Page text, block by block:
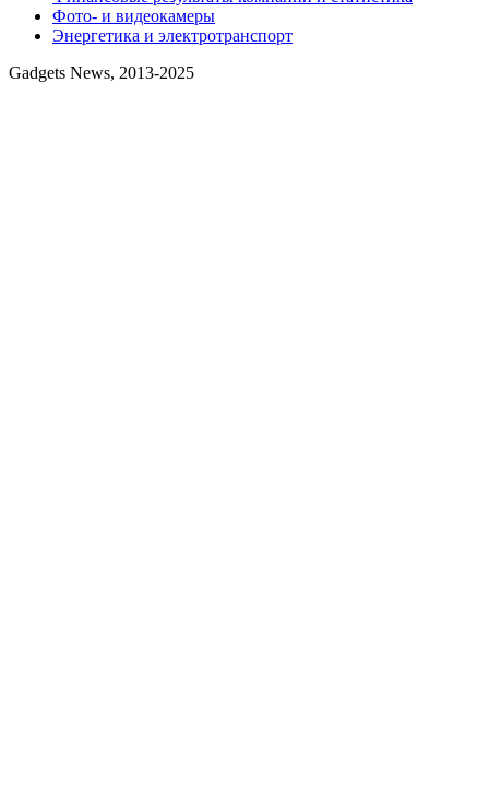
Фото- и видеокамеры
Энергетика и электротранспорт
Gadgets News, 2013-2025